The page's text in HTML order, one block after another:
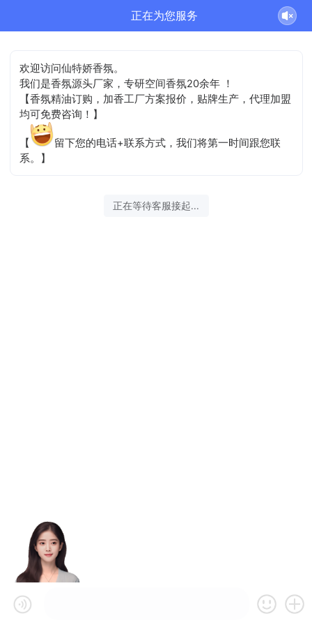
正在为您服务
欢迎访问仙特娇香氛。
我们是香氛源头厂家，专研空间香氛20余年 ！
【香氛精油订购，加香工厂方案报价，贴牌生产，代理加盟
均可免费咨询！】
【
留下您的电话+联系方式，我们将第一时间跟您联
系。】
正在等待客服接起...